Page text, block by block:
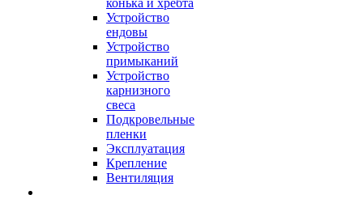
конька и хребта
Устройство
ендовы
Устройство
примыканий
Устройство
карнизного
свеса
Подкровельные
пленки
Эксплуатация
Крепление
Вентиляция